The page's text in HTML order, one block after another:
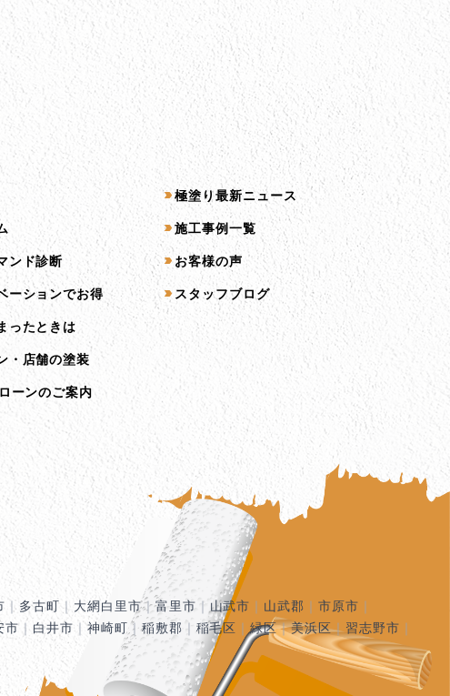
ンド診断
ーションでお得
ったときは
・店舗の塗装
ーンのご案内
コンテンツ一覧
極塗り最新ニュース
施工事例一覧
お客様の声
スタッフブログ
｜ 多古町 ｜ 大網白里市｜富里市 ｜ 山武市 ｜ 山武郡 ｜市原市 ｜
市｜ 白井市 ｜ 神崎町 ｜稲敷郡 ｜ 稲毛区 ｜緑区｜美浜区｜ 習志野市 ｜